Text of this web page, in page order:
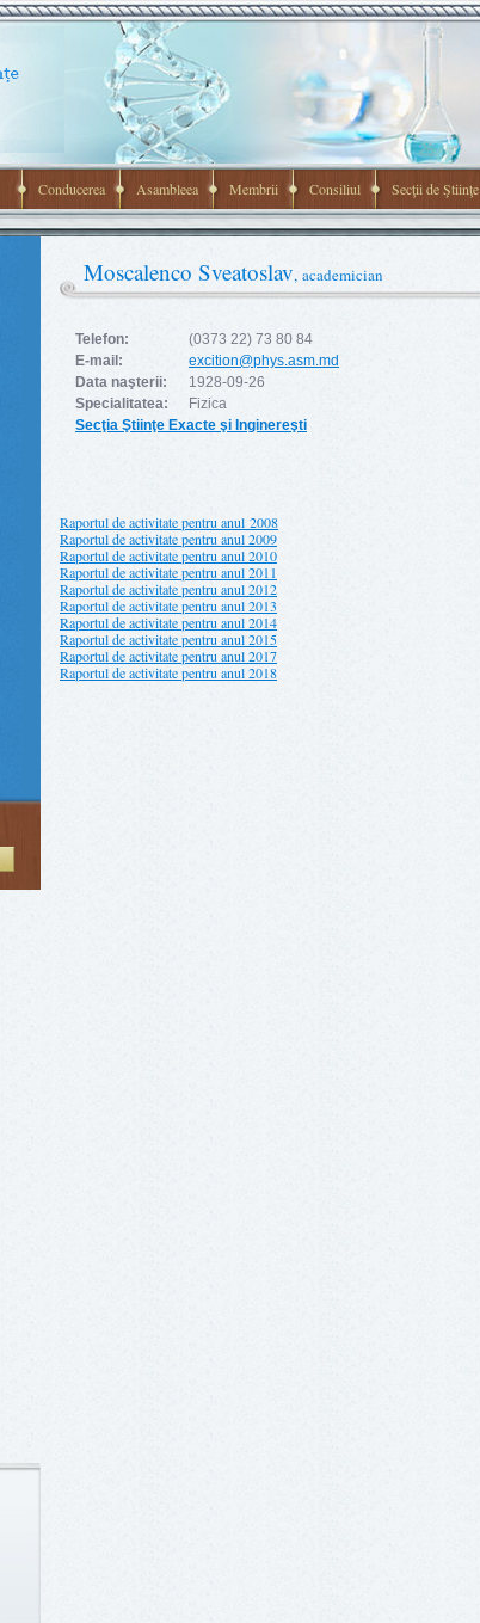
Conducerea Asambleea Membrii Consiliul Secţii de Ştiinţe
Moscalenco Sveatoslav, academician
Telefon:
(0373 22) 73 80 84
E-mail:
excition@phys.asm.md
Data naşterii:
1928-09-26
Specialitatea:
Fizica
Secţia Ştiinţe Exacte şi Inginereşti
Raportul de activitatepentru anul 2008
Raportul de activitate pentru anul 2009
Raportul de activitate pentru anul 2010
Raportul de activitate pentru anul 2011
Raportul de activitate pentru anul 2012
Raportul de activitate pentru anul 2013
Raportul de activitate pentru anul 2014
Raportul de activitate pentru anul 2015
Raportul de activitate pentru anul 2017
Raportul de activitate pentru anul 2018